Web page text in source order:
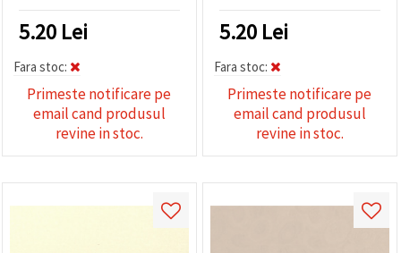
5.20 Lei
Fara stoc:
Primeste notificare pe
email cand produsul
revine in stoc.
5.20 Lei
Fara stoc:
Primeste notificare pe
email cand produsul
revine in stoc.